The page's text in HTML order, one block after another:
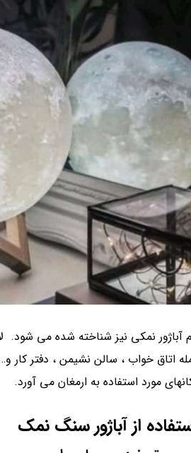
آباژور نمکی نیز شناخته شده می شود.
اتاق خواب ، سالن نشیمن ، دفتر
مورد استفاده به ارمغان می آورد.
ازآباژور سنگ نمک